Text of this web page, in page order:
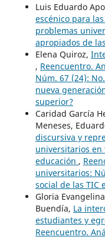
Luis Eduardo
escénico para
problemas
apropiados de
Elena Quiroz,
, Reencuentro.
Núm. 67 (24):
nueva
superior?
Caridad García
Meneses,
discursiva y
universitarios en
educación ,
universitarios:
social de las TIC
Gloria
Buendía, La
estudiantes y
Reencuentro.